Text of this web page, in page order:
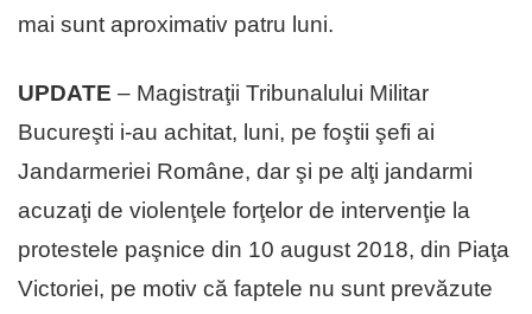
mai sunt aproximativ patru luni.
UPDATE – Magistraţii Tribunalului Militar
Bucureşti i-au achitat, luni, pe foştii şefi ai
Jandarmeriei Române, dar şi pe alţi jandarmi
acuzaţi de violenţele forţelor de intervenţie la
protestele paşnice din 10 august 2018, din Piaţa
Victoriei, pe motiv că faptele nu sunt prevăzute